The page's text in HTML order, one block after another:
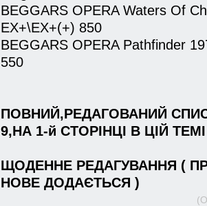
BEGGARS OPERA Waters Of
EX+\EX+(+) 850
BEGGARS OPERA Pathfinder
550
ПОВНИЙ,РЕДАГОВАНИЙ
9,НА 1-й СТОРІНЦІ В ЦІЙ ТЕМІ
ЩОДЕННЕ РЕДАГУВАННЯ (
НОВЕ ДОДАЄТЬСЯ )